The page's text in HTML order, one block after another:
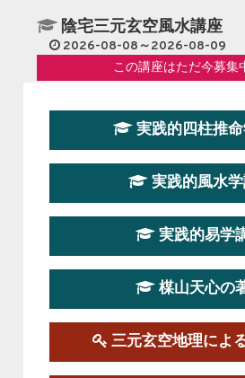
陰宅三元玄空風水講座
2026-08-08～2026-08-09
この講座はただ今募集
第１９期立命塾『実践的
2026-08-22～2026-10-25
第19期立命塾実践的四柱
2026-03-20～2026-07-19
第１９期立命塾実践的風
この講座の募集は終了
実践的四柱推
実践的風水
実践的易学
楳山天心の
三元玄空地理によ